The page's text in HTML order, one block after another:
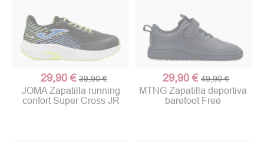
29,90 € 39,90 €
JOMA Zapatilla running
confort Super Cross JR
29,90 € 49,90 €
MTNG Zapatilla deportiva
barefoot Free